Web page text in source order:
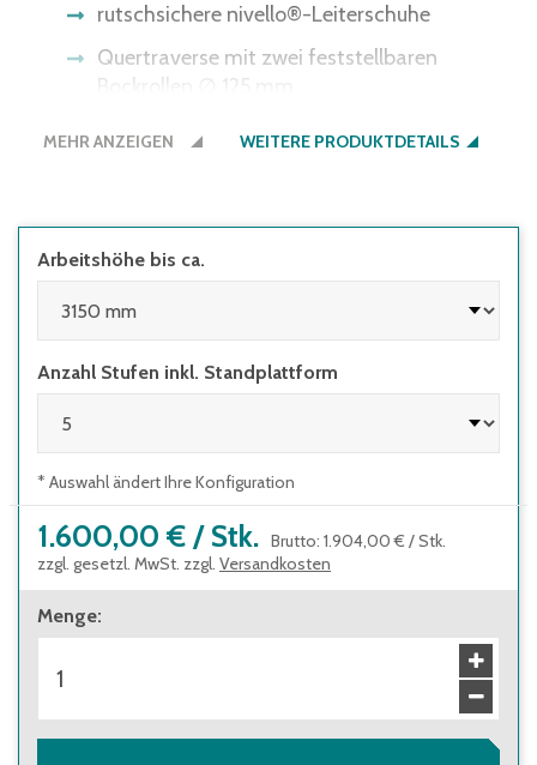
rutschsichere nivello®-Leiterschuhe
Quertraverse mit zwei feststellbaren
Bockrollen ∅ 125 mm
Bauart-geprüft, entsprechend europäischer
zum schnellen Nachrüsten
einfaches Verschrauben für einen sicheren
Leiterbreite 650 mm
geräumige Plattform 650 x 600 mm mit
MEHR ANZEIGEN WEITERE PRODUKTDETAILS
Arbeitshöhe bis ca.
Anzahl Stufen inkl. Standplattform
* Auswahl ändert Ihre Konfiguration
1.600,00 € / Stk. Brutto: 1.904,00 € /Stk.
zzgl. gesetzl. MwSt. zzgl. Versandkosten
Menge: